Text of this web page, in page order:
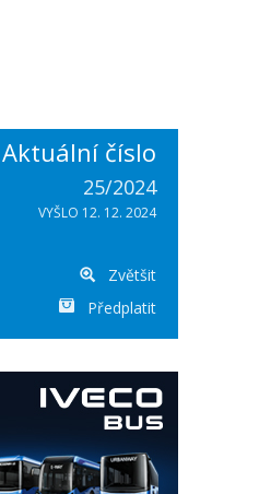
Aktuální číslo
25/2024
VYŠLO 12. 12. 2024
Zvětšit
Předplatit